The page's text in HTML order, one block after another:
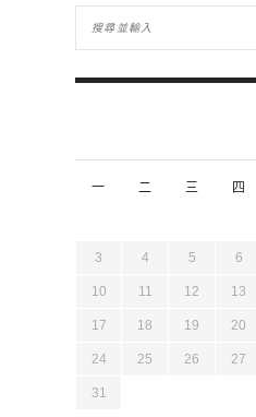
一 二 三 四
3 4 5 6
10 11 12 13
17 18 19 20
24 25 26 27
31